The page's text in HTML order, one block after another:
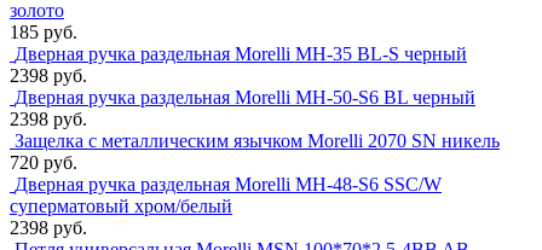
золото
185 руб.
Дверная ручка раздельная Morelli MH-35 BL-S черный
2398 руб.
Дверная ручка раздельная Morelli MH-50-S6 BL черный
2398 руб.
Защелка с металлическим язычком Morelli 2070 SN никель
720 руб.
Дверная ручка раздельная Morelli MH-48-S6 SSC/W
суперматовый хром/белый
2398 руб.